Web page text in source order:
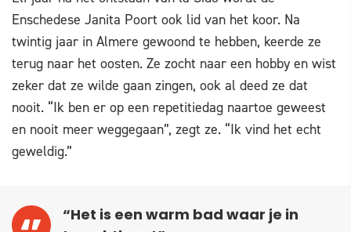
Enschedese Janita Poort ook lid van het koor. Na
twintig jaar in Almere gewoond te hebben, keerde ze
terug naar het oosten. Ze zocht naar een hobby en wist
zeker dat ze wilde gaan zingen, ook al deed ze dat
nooit. “Ik ben er op een repetitiedag naartoe geweest
en nooit meer weggegaan”, zegt ze. “Ik vind het echt
geweldig.”
“Het is een warm bad waar je in